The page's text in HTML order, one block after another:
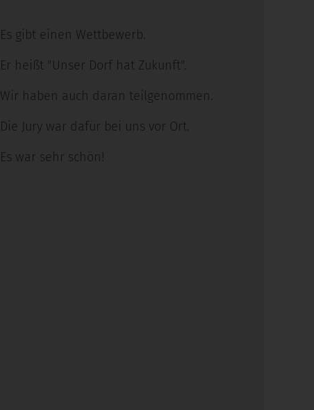
Es gibt einen Wettbewerb.
Er heißt "Unser Dorf hat Zukunft".
Wir haben auch daran teilgenommen.
Die Jury war dafür bei uns vor Ort.
Es war sehr schön!